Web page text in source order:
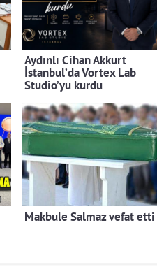
Aydınlı Cihan Akkurt
İstanbul’da Vortex Lab
Studio’yu kurdu
Makbule Salmaz vefat etti